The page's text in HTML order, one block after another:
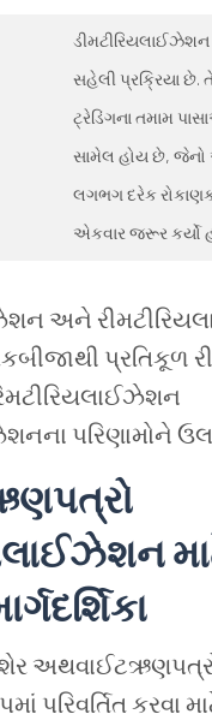
સહેલી પ્રક્રિયા છે.
ટ્રેડિંગના તમામ
સામેલ હોય છે,
લગભગ દરેક
એકવાર જરૂર કર્યો
અને
પ્રતિકૂળ
પરિણામોને
શેર
પરિવર્તિત કરવા